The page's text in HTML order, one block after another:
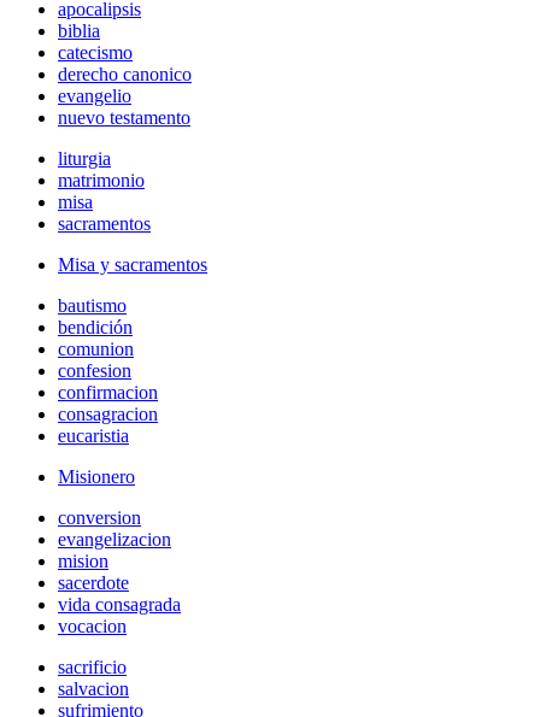
apocalipsis
biblia
catecismo
derecho canonico
evangelio
nuevo testamento
liturgia
matrimonio
misa
sacramentos
Misa y sacramentos
bautismo
bendición
comunion
confesion
confirmacion
consagracion
eucaristia
Misionero
conversion
evangelizacion
mision
sacerdote
vida consagrada
vocacion
sacrificio
salvacion
sufrimiento